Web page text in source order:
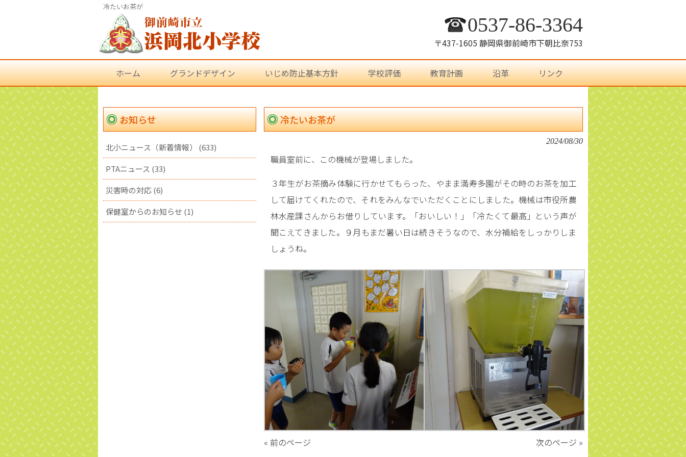
冷たいお茶が
0537-86-3364
〒437-1605 静岡県御前崎市下朝比奈753
ホーム グランドデザイン いじめ防止基本方針 学校評価 教育計画 沿革 リンク
冷たいお茶が
2024/08/30
職員室前に、この機械が登場しました。
３年生がお茶摘み体験に行かせてもらった、やまま満寿多園がその時のお茶を加工
して届けてくれたので、それをみんなでいただくことにしました。機械は市役所農
林水産課さんからお借りしています。「おいしい！」「冷たくて最高」という声が
聞こえてきました。９月もまだ暑い日は続きそうなので、水分補給をしっかりしま
しょうね。
« 前のページ 次のページ »
お知らせ
北小ニュース（新着情報） (633)
PTAニュース (33)
災害時の対応 (6)
保健室からのお知らせ (1)